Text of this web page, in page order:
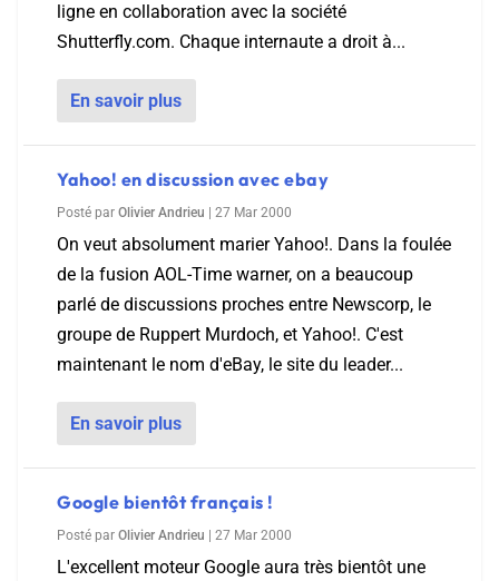
ligne en collaboration avec la société
Shutterfly.com. Chaque internaute a droit à...
En savoir plus
Yahoo! en discussion avec ebay
Posté par Olivier Andrieu 27 Mar 2000
On veut absolument marier Yahoo!. Dans la foulée
de la fusion AOL-Time warner, on a beaucoup
parlé de discussions proches entre Newscorp, le
groupe de Ruppert Murdoch, et Yahoo!. C'est
maintenant le nom d'eBay, le site du leader...
En savoir plus
Google bientôt français !
Posté par Olivier Andrieu 27 Mar 2000
L'excellent moteur Google aura très bientôt une